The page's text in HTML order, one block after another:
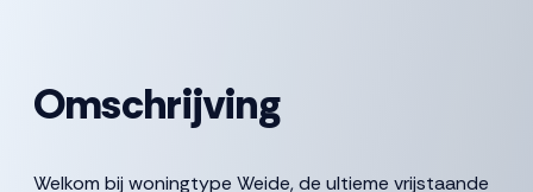
Omschrijving
Welkom bij woningtype Weide, de ultieme vrijstaande